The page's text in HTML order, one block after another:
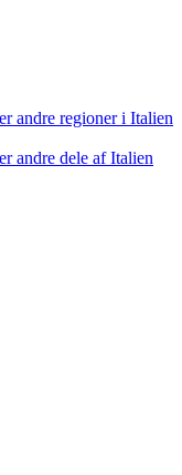
andre regioner i Italien
andre dele af Italien